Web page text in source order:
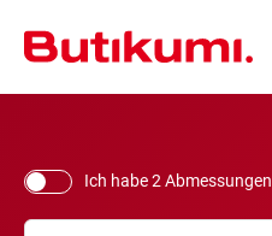
Ich habe 2 Abmessungen